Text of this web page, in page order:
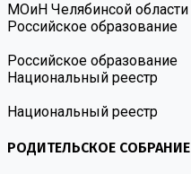
МОиН Челябинсой области
Российское образование
Российское образование
Национальный реестр
Национальный реестр
РОДИТЕЛЬСКОЕ СОБРАНИЕ